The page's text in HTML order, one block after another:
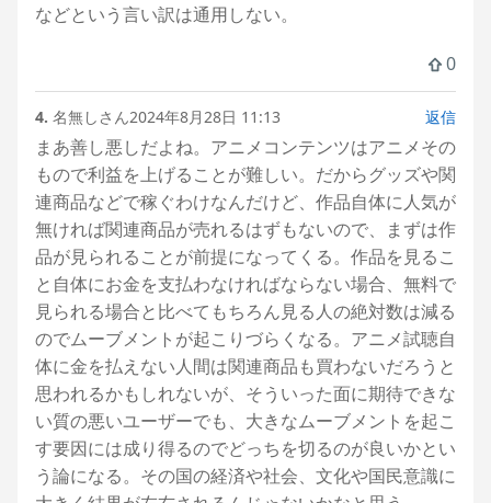
などという言い訳は通用しない。
0
4. 名無しさん2024年8月28日 11:13 返信
まあ善し悪しだよね。アニメコンテンツはアニメその
もので利益を上げることが難しい。だからグッズや関
連商品などで稼ぐわけなんだけど、作品自体に人気が
無ければ関連商品が売れるはずもないので、まずは作
品が見られることが前提になってくる。作品を見るこ
と自体にお金を支払わなければならない場合、無料で
見られる場合と比べてもちろん見る人の絶対数は減る
のでムーブメントが起こりづらくなる。アニメ試聴自
体に金を払えない人間は関連商品も買わないだろうと
思われるかもしれないが、そういった面に期待できな
い質の悪いユーザーでも、大きなムーブメントを起こ
す要因には成り得るのでどっちを切るのが良いかとい
う論になる。その国の経済や社会、文化や国民意識に